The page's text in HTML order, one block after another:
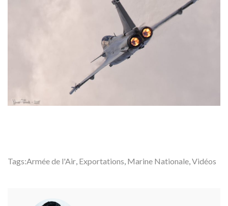
Tags:Armée de l'Air, Exportations, Marine Nationale,Vidéos